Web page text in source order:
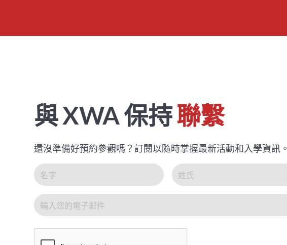
與 XWA 保持聯繫
還沒準備好預約參觀嗎？訂閱以隨時掌握最新活動和入學資訊。